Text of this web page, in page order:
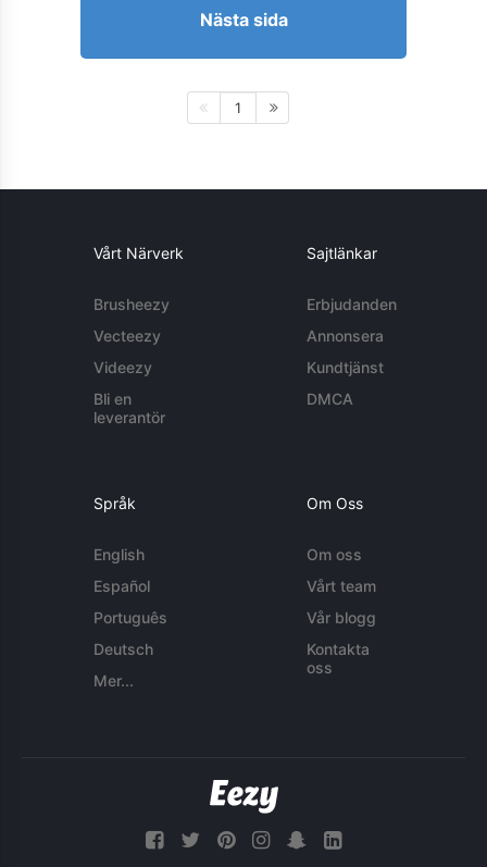
Nästa sida
1
Vårt Närverk
Brusheezy
Vecteezy
Videezy
Bli en
leverantör
Sajtlänkar
Erbjudanden
Annonsera
Kundtjänst
DMCA
Språk
English
Español
Português
Deutsch
Mer...
Om Oss
Om oss
Vårt team
Vår blogg
Kontakta
oss